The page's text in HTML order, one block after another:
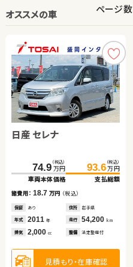
オススメの車 ページ数
日産 セレナ
74.9 （税込）
万円
車両本体価格
93.6 （税込）
万円
支払総額
諸費用：18.7 万円 （税込）
保証 あり 住所 岩手県
年式 2011 年 走行 54,200 km
排気 2,000 cc 整備 法定整備付
見積もり・在庫確認
日産 セレナ
79.8 （税込）
万円
車両本体価格
99.2 （税込）
万円
支払総額
諸費用：19.4 万円 （税込）
保証 あり 住所 神奈川県
年式 2015 年 走行 65,800 km
排気 2,000 cc 整備 法定整備付
見積もり・在庫確認
トヨタ アクア
134.1 （税込）
万円
車両本体価格
144.8 （税込）
万円
支払総額
諸費用：10.7 万円 （税込）
保証 なし 住所 鳥取県
年式 2019 年 走行 60,100 km
排気 1,500 cc 整備 法定整備付
見積もり・在庫確認
ダイハツ ムーヴ キャンバ
150.9 （税込）
万円
車両本体価格
159.8 （税込）
万円
支払総額
諸費用：8.9万円（税込）
保証 あり 住所 北海道
年式 2022 年 走行 38,600 km
排気 660cc 整備 法定整備付
見積もり・在庫確認